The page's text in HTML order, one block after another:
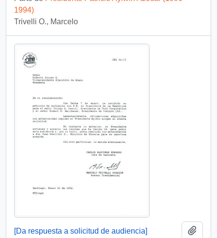
1994)
Trivelli O., Marcelo
[Da respuesta a solicitud de audiencia]